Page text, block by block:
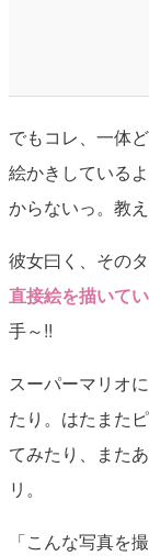
でもコレ、一体
絵かきしている
からないっ。教
彼女曰く、その
直接絵を描いて
手～!!
スーパーマリオ
たり。はたまた
てみたり、また
リ。
「こんな写真を